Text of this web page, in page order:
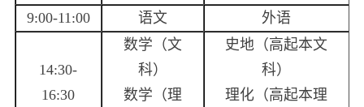
9:00-11:00 语文 外语
14:30-
16:30
数学（文
科）
数学（理
史地（高起本文
科）
理化（高起本理